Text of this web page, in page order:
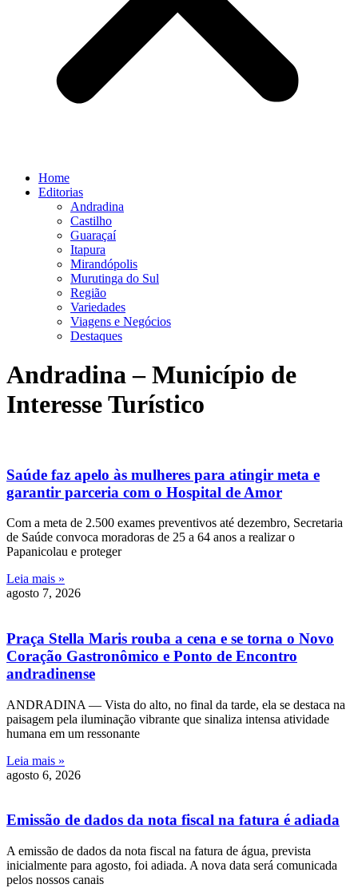
Home
Editorias
Andradina
Castilho
Guaraçaí
Itapura
Mirandópolis
Murutinga do Sul
Região
Variedades
Viagens e Negócios
Destaques
Andradina – Município de
Interesse Turístico
Saúde faz apelo às mulheres para atingir meta e
garantir parceria com o Hospital de Amor
Com a meta de 2.500 exames preventivos até dezembro, Secretaria
de Saúde convoca moradoras de 25 a 64 anos a realizar o
Papanicolau e proteger
Leia mais »
agosto 7, 2026
Praça Stella Maris rouba a cena e se torna o Novo
Coração Gastronômico e Ponto de Encontro
andradinense
ANDRADINA — Vista do alto, no final da tarde, ela se destaca na
paisagem pela iluminação vibrante que sinaliza intensa atividade
humana em um ressonante
Leia mais »
agosto 6, 2026
Emissão de dados da nota fiscal na fatura é adiada
A emissão de dados da nota fiscal na fatura de água, prevista
inicialmente para agosto, foi adiada. A nova data será comunicada
pelos nossos canais